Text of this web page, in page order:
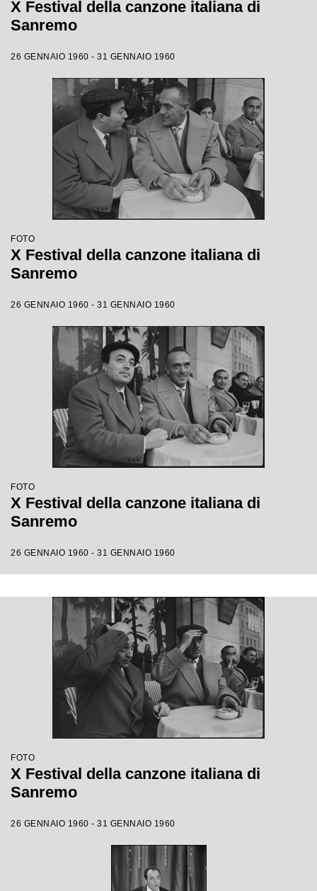
X Festival della canzone italiana di
Sanremo
26 GENNAIO 1960 - 31 GENNAIO 1960
FOTO
X Festival della canzone italiana di
Sanremo
26 GENNAIO 1960 - 31 GENNAIO 1960
FOTO
X Festival della canzone italiana di
Sanremo
26 GENNAIO 1960 - 31 GENNAIO 1960
FOTO
X Festival della canzone italiana di
Sanremo
26 GENNAIO 1960 - 31 GENNAIO 1960